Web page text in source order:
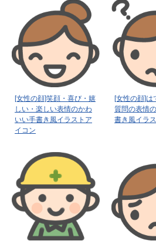
[女性の顔]笑顔・喜び・嬉
しい・楽しい表情のかわ
いい手書き風イラストア
イコン
[女性の顔]は
質問の表情
書き風イラ